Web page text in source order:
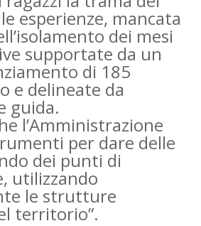
esperienze, mancata
dei mesi
supportate da un
di 185
e delineate da
guida.
l’Amministrazione
per dare delle
dei punti di
utilizzando
le strutture
territorio”.